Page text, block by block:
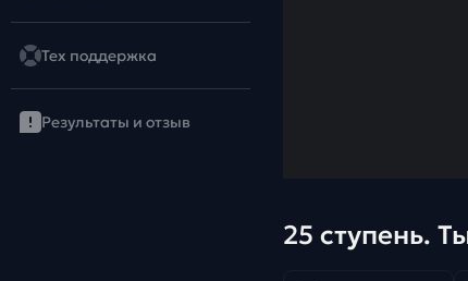
Тех поддержка
Результаты и отзыв
25 ступень.